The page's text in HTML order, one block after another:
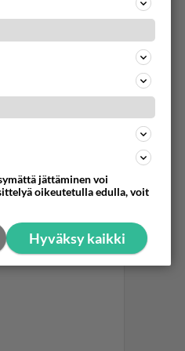
jättäminen voi
oikeutetulla edulla, voit
Hyväksy kaikki